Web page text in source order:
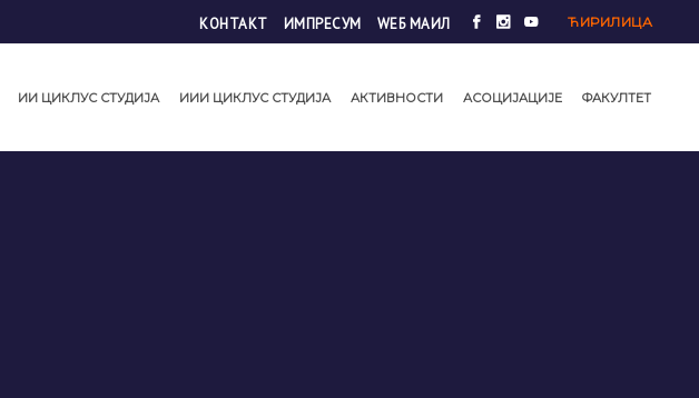
КОНТАКТ ИМПРЕСУМ WЕБ МАИЛ ЋИРИЛИЦА
ИИ ЦИКЛУС СТУДИЈА ИИИ ЦИКЛУС СТУДИЈА АКТИВНОСТИ АСОЦИЈАЦИЈЕ ФАКУЛТЕТ